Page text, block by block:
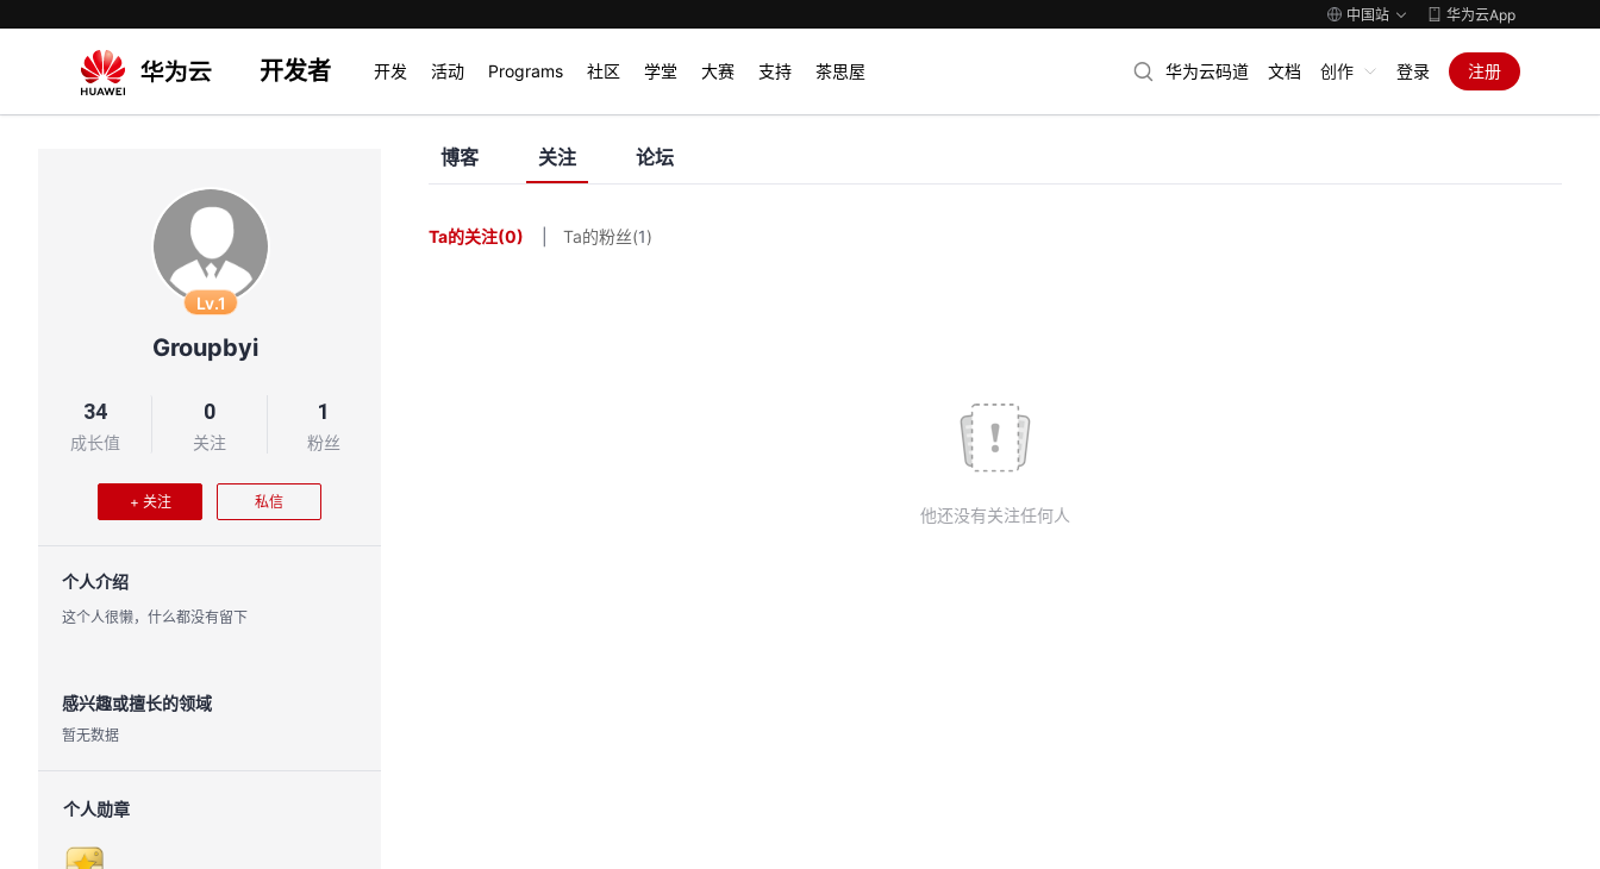
中国站 华为云App
开发者 开发 活动 Programs 社区 学堂 大赛 支持 茶思屋 华为云码道 文档 创作 登录 注册
Lv.1
Groupbyi
34
成长值
0
关注
1
粉丝
+ 关注 私信
个人介绍
这个人很懒，什么都没有留下
感兴趣或擅长的领域
暂无数据
个人勋章
博客 关注 论坛
Ta的关注(0) Ta的粉丝(1)
他还没有关注任何人